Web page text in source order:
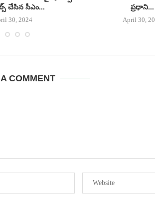
చేసిన సీఎం...
30, 2024
ప్రధాని...
April 30,
COMMENT